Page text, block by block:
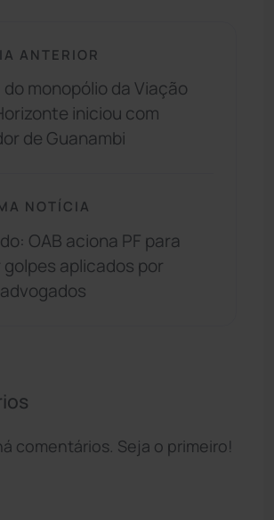
ANTERIOR
do monopólio da Viação
iniciou com
de Guanambi
NOTÍCIA
OAB aciona PF para
aplicados por
comentários. Seja o primeiro!